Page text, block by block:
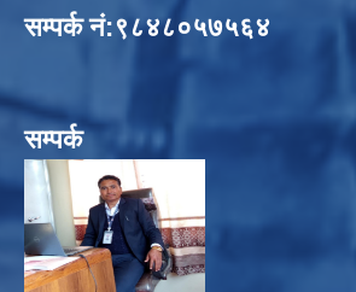
सम्पर्क नं:९८४८०५७५६४
सम्पर्क